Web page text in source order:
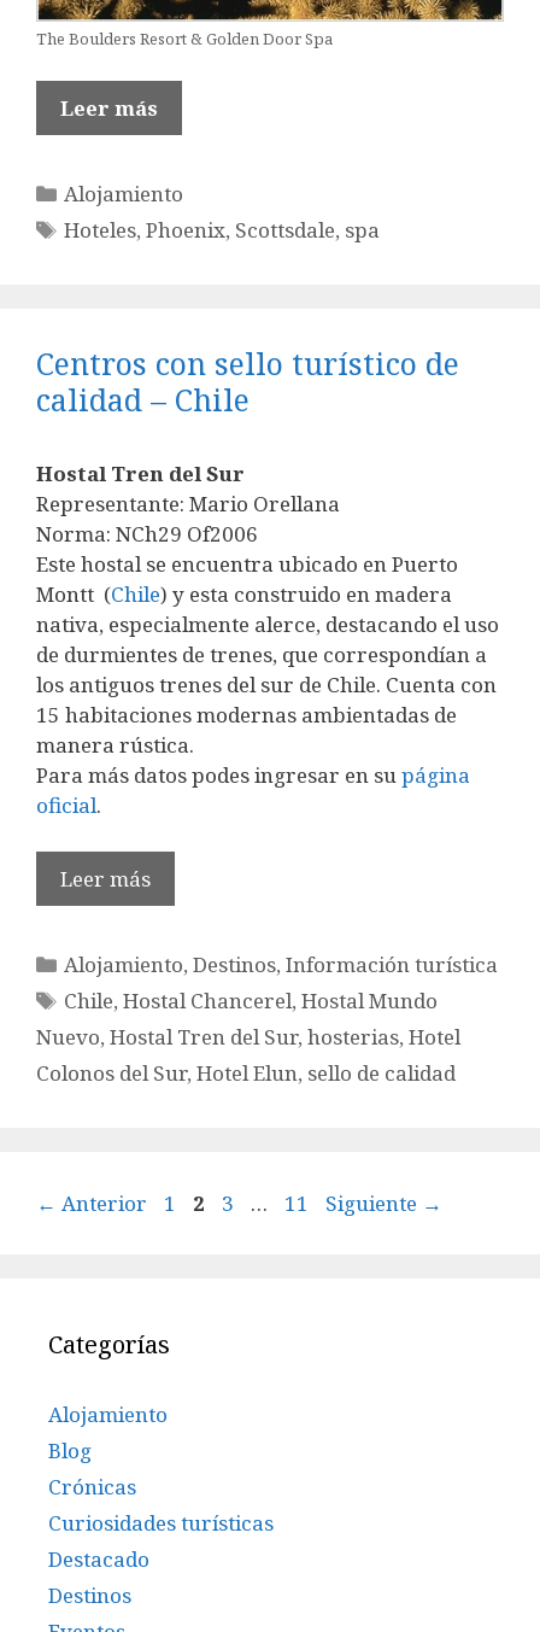
The Boulders Resort & Golden Door Spa
Leer más
Categorías
Alojamiento
Etiquetas
Hoteles,Phoenix, Scottsdale, spa
Centros con sello turístico de
calidad – Chile
Hostal Tren del Sur
Representante: Mario Orellana
Norma: NCh29 Of2006
Este hostal se encuentra ubicado en Puerto
Montt (Chile) y esta construido en madera
nativa, especialmente alerce, destacando el uso
de durmientes de trenes, que correspondían a
los antiguos trenes del sur de Chile. Cuenta con
15 habitaciones modernas ambientadas de
manera rústica.
Para más datos podes ingresar en supágina
oficial.
Leer más
Categorías
Alojamiento,Destinos,Información turística
Etiquetas
Chile,Hostal Chancerel,Hostal Mundo
Nuevo, Hostal Tren del Sur, hosterias, Hotel
Colonos del Sur, Hotel Elun, sello de calidad
← Anterior Página
1 Página
2 Página
3 … Página
11 Siguiente →
Categorías
Alojamiento
Blog
Crónicas
Curiosidades turísticas
Destacado
Destinos